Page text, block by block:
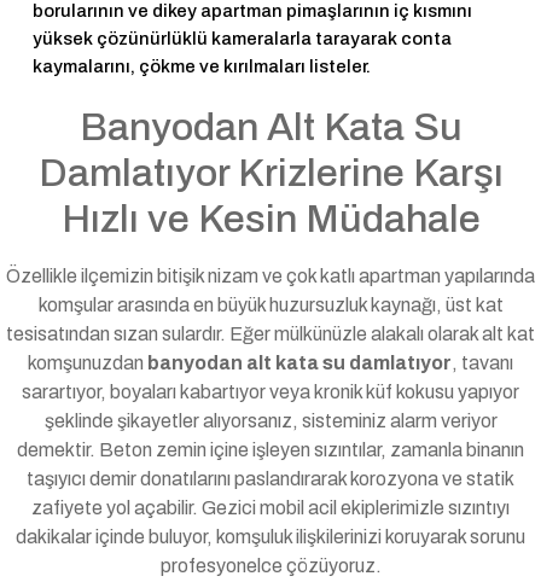
borularının ve dikey apartman pimaşlarının iç kısmını
yüksek çözünürlüklü kameralarla tarayarak conta
kaymalarını, çökme ve kırılmaları listeler.
Banyodan Alt Kata Su
Damlatıyor Krizlerine Karşı
Hızlı ve Kesin Müdahale
Özellikle ilçemizin bitişik nizam ve çok katlı apartman yapılarında
komşular arasında en büyük huzursuzluk kaynağı, üst kat
tesisatından sızan sulardır. Eğer mülkünüzle alakalı olarak alt kat
komşunuzdan banyodan alt kata su damlatıyor, tavanı
sarartıyor, boyaları kabartıyor veya kronik küf kokusu yapıyor
şeklinde şikayetler alıyorsanız, sisteminiz alarm veriyor
demektir. Beton zemin içine işleyen sızıntılar, zamanla binanın
taşıyıcı demir donatılarını paslandırarak korozyona ve statik
zafiyete yol açabilir. Gezici mobil acil ekiplerimizle sızıntıyı
dakikalar içinde buluyor, komşuluk ilişkilerinizi koruyarak sorunu
profesyonelce çözüyoruz.